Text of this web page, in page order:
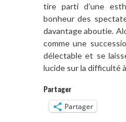
tire parti d’une
bonheur des
davantage aboutie.
comme une
délectable et se
lucide sur la difficulté
Partager
Partager